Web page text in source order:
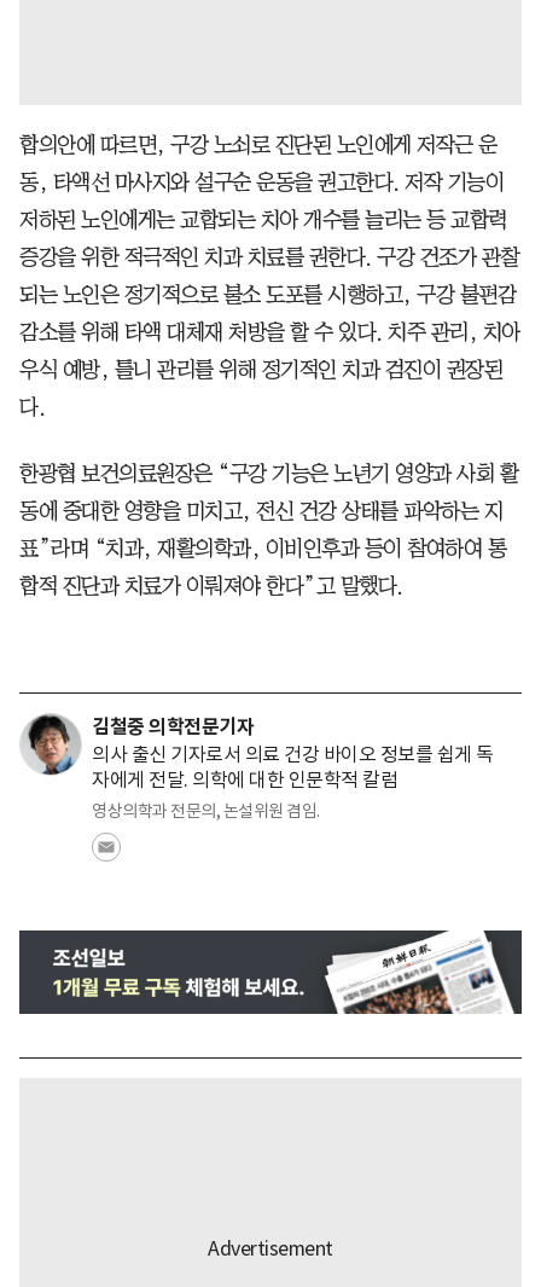
합의안에 따르면, 구강 노쇠로 진단된 노인에게 저작근 운
동, 타액선 마사지와 설구순 운동을 권고한다. 저작 기능이
저하된 노인에게는 교합되는 치아 개수를 늘리는 등 교합력
증강을 위한 적극적인 치과 치료를 권한다. 구강 건조가 관찰
되는 노인은 정기적으로 불소 도포를 시행하고, 구강 불편감
감소를 위해 타액 대체재 처방을 할 수 있다. 치주 관리, 치아
우식 예방, 틀니 관리를 위해 정기적인 치과 검진이 권장된
다.
한광협 보건의료원장은 “구강 기능은 노년기 영양과 사회 활
동에 중대한 영향을 미치고, 전신 건강 상태를 파악하는 지
표”라며 “치과, 재활의학과, 이비인후과 등이 참여하여 통
합적 진단과 치료가 이뤄져야 한다”고 말했다.
김철중 의학전문기자
의사 출신 기자로서 의료 건강 바이오 정보를 쉽게 독
자에게 전달. 의학에 대한 인문학적 칼럼
영상의학과 전문의, 논설위원 겸임.